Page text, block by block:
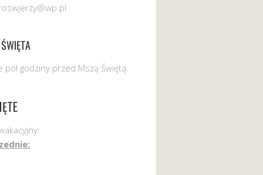
pół godziny przed Mszą Świętą.